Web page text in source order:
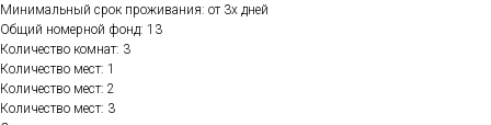
Минимальный срок проживания: от 3х дней
Общий номерной фонд: 13
Количество комнат: 3
Количество мест: 1
Количество мест: 2
Количество мест: 3